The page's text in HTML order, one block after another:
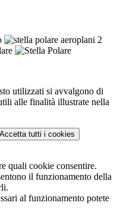
utilizzati si avvalgono di
alle finalità illustrate nella
Accetta tutti i cookies
quali cookie consentire.
il funzionamento della
al funzionamento potete